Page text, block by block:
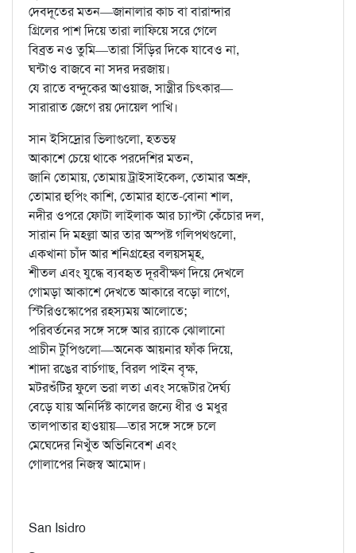
দেবদূতের মতন—জানালার কাচ বা বারান্দার
গ্রিলের পাশ দিয়ে তারা লাফিয়ে সরে গেলে
বিব্রত নও তুমি—তারা সিঁড়ির দিকে যাবেও না,
ঘন্টাও বাজবে না সদর দরজায়।
যে রাতে বন্দুকের আওয়াজ, সান্ত্রীর চিৎকার—
সারারাত জেগে রয় দোয়েল পাখি।
সান ইসিদ্রোর ভিলাগুলো, হতভম্ব
আকাশে চেয়ে থাকে পরদেশির মতন,
জানি তোমায়, তোমায় ট্রাইসাইকেল, তোমার অশ্রু,
তোমার হুপিং কাশি, তোমার হাতে-বোনা শাল,
নদীর ওপরে ফোটা লাইলাক আর চ্যাপ্টা কেঁচোর দল,
সারান দি মহল্লা আর তার অস্পষ্ট গলিপথগুলো,
একখানা চাঁদ আর শনিগ্রহের বলয়সমূহ,
শীতল এবং যুদ্ধে ব্যবহৃত দূরবীক্ষণ দিয়ে দেখলে
গোমড়া আকাশে দেখতে আকারে বড়ো লাগে,
স্টিরিওস্কোপের রহস্যময় আলোতে;
পরিবর্তনের সঙ্গে সঙ্গে আর র‍্যাকে ঝোলানো
প্রাচীন টুপিগুলো—অনেক আয়নার ফাঁক দিয়ে,
শাদা রঙের বার্চগাছ, বিরল পাইন বৃক্ষ,
মটরশুঁটির ফুলে ভরা লতা এবং সন্ধেটার দৈর্ঘ্য
বেড়ে যায় অনির্দিষ্ট কালের জন্যে ধীর ও মধুর
তালপাতার হাওয়ায়—তার সঙ্গে সঙ্গে চলে
মেঘেদের নিখুঁত অভিনিবেশ এবং
গোলাপের নিজস্ব আমোদ।
San Isidro